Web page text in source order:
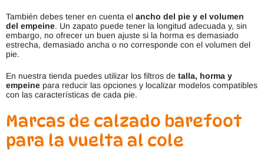
También debes tener en cuenta el ancho del pie y el volumen
del empeine. Un zapato puede tener la longitud adecuada y, sin
embargo, no ofrecer un buen ajuste si la horma es demasiado
estrecha, demasiado ancha o no corresponde con el volumen del
pie.
En nuestra tienda puedes utilizar los filtros de talla, horma y
empeine para reducir las opciones y localizar modelos compatibles
con las características de cada pie.
Marcas de calzado barefoot
para la vuelta al cole